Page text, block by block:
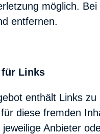
möglich.
entfernen.
für Links
enthält Links
diese fremden
Anbieter